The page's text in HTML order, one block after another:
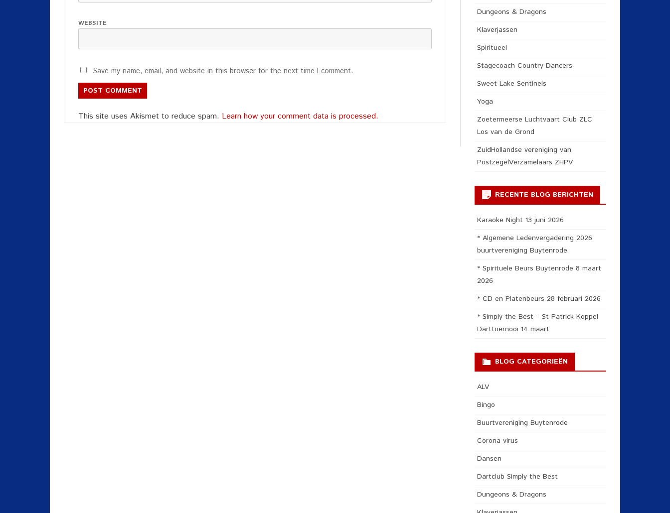
WEBSITE
Save my name, email, and website in this browser for the next time I comment.
This site uses Akismet to reduce spam. Learn how your comment data is processed.
Dungeons & Dragons
Klaverjassen
Spiritueel
Stagecoach Country Dancers
Sweet Lake Sentinels
Yoga
Zoetermeerse Luchtvaart Club ZLC
Los van de Grond
ZuidHollandse vereniging van
PostzegelVerzamelaars ZHPV
RECENTE BLOG BERICHTEN
Karaoke Night 13 juni 2026
* Algemene Ledenvergadering 2026
buurtvereniging Buytenrode
* Spirituele Beurs Buytenrode 8 maart
2026
* CD en Platenbeurs 28 februari 2026
* Simply the Best – St Patrick Koppel
Darttoernooi 14 maart
BLOG CATEGORIEËN
ALV
Bingo
Buurtvereniging Buytenrode
Corona virus
Dansen
Dartclub Simply the Best
Dungeons & Dragons